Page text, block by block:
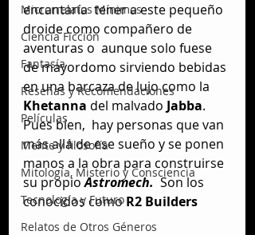
Microrrelatos Mínimos
Ciencia Ficción
Fantasía
Reseñas y Recomendaciones
Películas
Mente y filosofía
Mitología, Misterio y Consciencia
Tecnología y Futuro
Relatos de Otros Géneros
encantaría  tener a este pequeño
droide como compañero de
aventuras o  aunque solo fuese
de mayordomo sirviendo bebidas
en una barcaza de lujo como la
Khetanna del malvado Jabba.
Pues bien,  hay personas que van
más allá de ese sueño y se ponen
manos a la obra para construirse
su propio Astromech.
  Son los
conocidos como R2 Builders